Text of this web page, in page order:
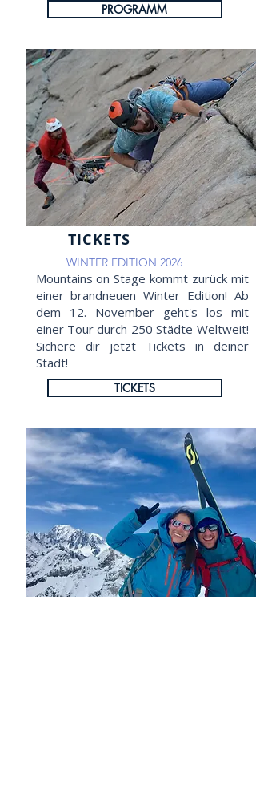
PROGRAMM
TICKETS
WINTER EDITION 2026
Mountains on Stage kommt zurück mit
einer brandneuen Winter Edition! Ab
dem 12. November geht's los mit
einer Tour durch 250 Städte Weltweit!
Sichere dir jetzt Tickets in deiner
Stadt!
TICKETS